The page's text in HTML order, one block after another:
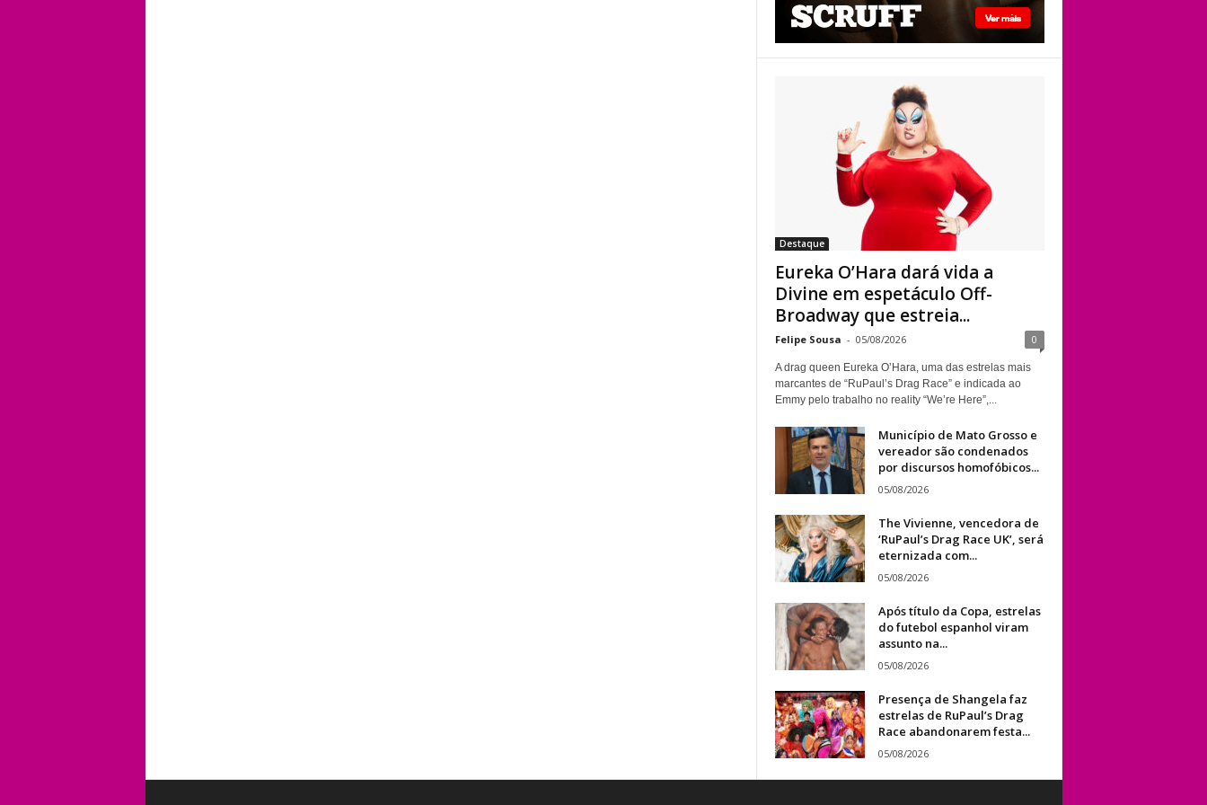
Kennedy Davenport
vida a Divine em
espetáculo Off-
Broadway que
estreia em Nova
York sobre a
trajetória da
lendária drag queen
Destaque
Eureka O’Hara dará vida a
Divine em espetáculo Off-
Broadway que estreia...
Felipe Sousa - 05/08/2026 0
A drag queen Eureka O’Hara, uma das estrelas mais
marcantes de “RuPaul’s Drag Race” e indicada ao
Emmy pelo trabalho no reality “We’re Here”,...
Município de Mato Grosso e
vereador são condenados
por discursos homofóbicos...
05/08/2026
The Vivienne, vencedora de
‘RuPaul’s Drag Race UK’, será
eternizada com...
05/08/2026
Após título da Copa, estrelas
do futebol espanhol viram
assunto na...
05/08/2026
Presença de Shangela faz
estrelas de RuPaul’s Drag
Race abandonarem festa...
05/08/2026